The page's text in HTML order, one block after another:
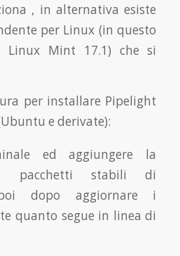
, in alternativa esiste
per Linux (in questo
Linux Mint 17.1) che si
per installare Pipelight
e derivate):
ed aggiungere la
pacchetti stabili di
dopo aggiornare i
quanto segue in linea di